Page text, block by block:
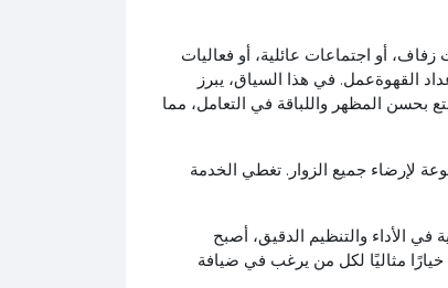
أو اجتماعات عائلية، أو فعاليات
عمل. في هذا السياق، يبرزالقهوة
بحسن المظهر واللباقة في التعامل، مما
لإرضاء جميع الزوار. تغطي الخدمة
في الأداء والتنظيم الدقيق، أصبح
خيارًا مثاليًا لكل من يرغب في ضيافة